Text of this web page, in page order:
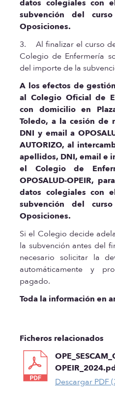
datos colegiales con
subvención del
Oposiciones.
3. Al finalizar el curso
Colegio de Enfermería
del importe de la
A los efectos de
al Colegio Oficial de
con domicilio en
Toledo, a la cesión de
DNI y email a
AUTORIZO, al
apellidos, DNI, email e
el Colegio de
OPOSALUD-OPEIR,
datos colegiales con
subvención del
Oposiciones.
Si el Colegio decide
la subvención antes del
necesario solicitar la
automáticamente y
pagado.
Toda la información en
Ficheros relacionados
Descargar PDF